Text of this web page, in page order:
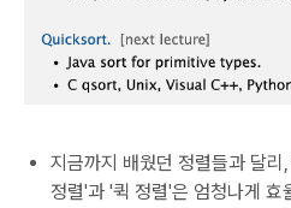
지금까지 배웠던 정렬들과 달
정렬'과 '퀵 정렬'은 엄청나게 효